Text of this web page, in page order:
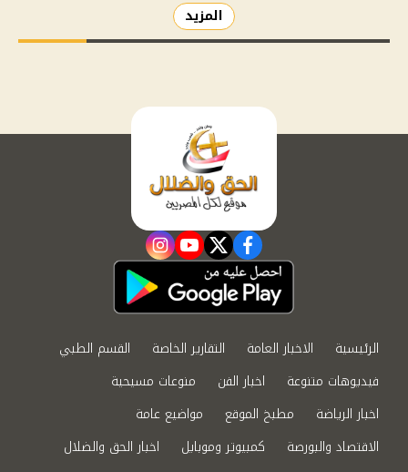
المزيد
facebook
twitter
youtube
instagram
الرئيسية الاخبار العامة التقارير الخاصة
القسم الطبي
فيديوهات متنوعة
اخبار الفن
منوعات مسيحية
اخبار الرياضة
مطبخ الموقع
مواضيع عامة
الاقتصاد والبورصة
كمبيوتر وموبايل
اخبار الحق والضلال